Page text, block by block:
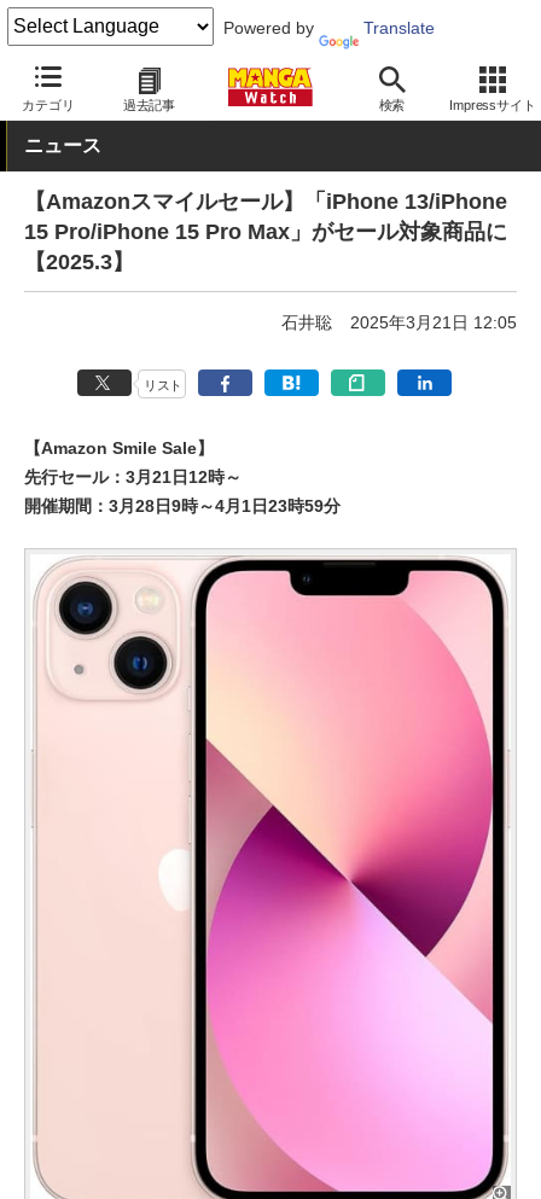
Powered by Translate
カテゴリ 過去記事 検索 Impressサイト
MANGA Watch セール
ニュース
【Amazonスマイルセール】「iPhone 13/iPhone
15 Pro/iPhone 15 Pro Max」がセール対象商品に
【2025.3】
石井聡 2025年3月21日 12:05
リスト
【Amazon Smile Sale】
先行セール：3月21日12時～
開催期間：3月28日9時～4月1日23時59分